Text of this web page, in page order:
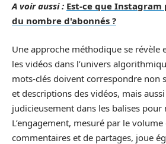
A voir aussi : Est-ce que
du nombre d'abonnés ?
Une approche méthodique se révèle
les vidéos dans l’univers
mots-clés doivent correspondre non
et descriptions des vidéos, mais
judicieusement dans les balises pour
L’engagement, mesuré par le
commentaires et de partages, joue